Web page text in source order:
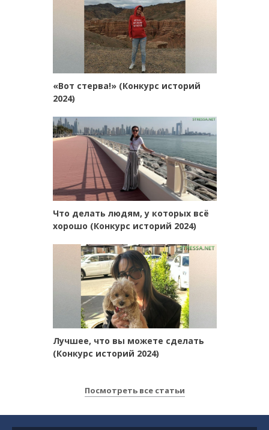
«Вот стерва!» (Конкурс историй
2024)
Что делать людям, у которых всё
хорошо (Конкурс историй 2024)
Лучшее, что вы можете сделать
(Конкурс историй 2024)
Посмотреть все статьи